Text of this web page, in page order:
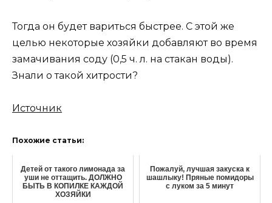
Тогда он будет вариться быстрее. С этой же
целью некоторые хозяйки добавляют во время
замачивания соду (0,5 ч. л. на стакан воды).
Знали о такой хитрости?
Источник
Похожие статьи:
Детей от такого лимонада за
уши не оттащить. ДОЛЖНО
БЫТЬ В КОПИЛКЕ КАЖДОЙ
ХОЗЯЙКИ
Пожалуй, лучшая закуска к
шашлыку! Пряные помидоры
с луком за 5 минут